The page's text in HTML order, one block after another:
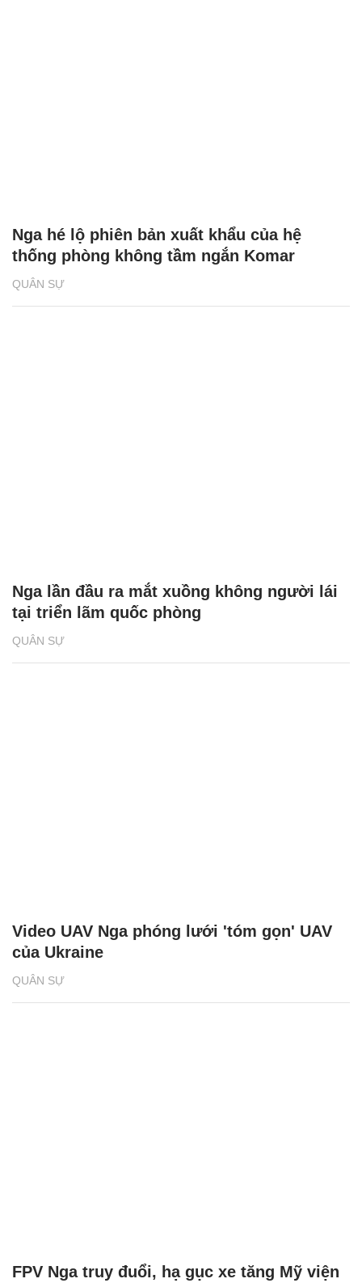
QUÂN SỰ
Nga hé lộ phiên bản xuất khẩu của hệ
thống phòng không tầm ngắn Komar
QUÂN SỰ
Nga lần đầu ra mắt xuồng không người lái
tại triển lãm quốc phòng
QUÂN SỰ
Video UAV Nga phóng lưới 'tóm gọn' UAV
của Ukraine
FPV Nga truy đuổi, hạ gục xe tăng Mỹ viện